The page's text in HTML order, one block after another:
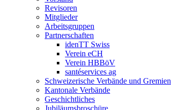
Revisoren
Mitglieder
Arbeitsgruppen
Partnerschaften
idenTT Swiss
Verein eCH
Verein HBBöV
santéservices ag
Schweizerische Verbände und Gremien
Kantonale Verbände
Geschichtliches
Jubiläumsbroschüre